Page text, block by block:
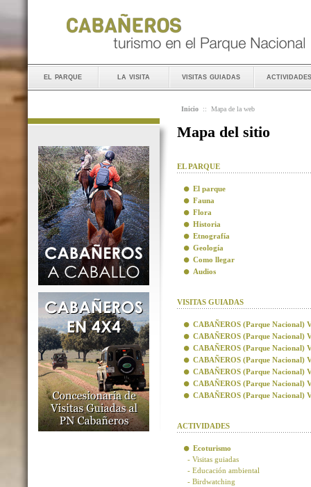
el parque la visita visitas guiadas actividades
Inicio :: Mapa de la web
Mapa del sitio
EL PARQUE
El parque
Fauna
Flora
Historia
Etnografía
Geología
Como llegar
Audios
VISITAS GUIADAS
CABAÑEROS (Parque Nacional)
CABAÑEROS (Parque Nacional)
CABAÑEROS (Parque Nacional)
CABAÑEROS (Parque Nacional)
CABAÑEROS (Parque Nacional)
CABAÑEROS (Parque Nacional)
CABAÑEROS (Parque Nacional)
ACTIVIDADES
Ecoturismo
- Visitas guiadas
- Educación ambiental
- Birdwatching